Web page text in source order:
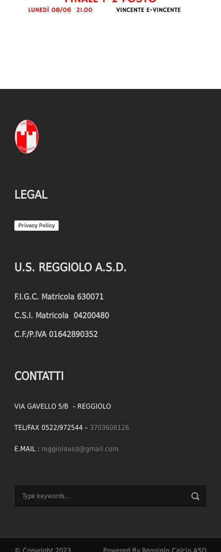
LEGAL
Privacy Policy
U.S. REGGIOLO A.S.D.
F.I.G.C. Matricola 630071
C.S.I. Matricola 04200480
C.F./P.IVA 01642890352
CONTATTI
VIA GAVELLO 5/B – REGGIOLO
TEL/FAX 0522/972544 – 3703606126
E.MAIL : reggioloasd@gmail.com